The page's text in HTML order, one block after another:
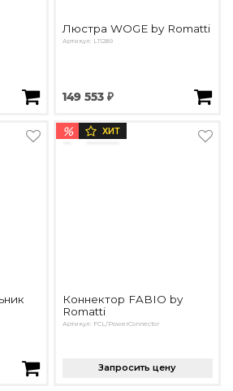
Люстра WOGE by Romatti
Артикул: L11289
149 553 ₽
% ХИТ
Коннектор FABIO by
Romatti
Артикул: FCL/PowerConnector
Запросить цену